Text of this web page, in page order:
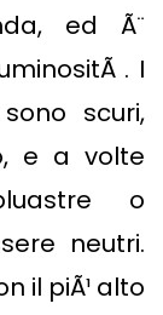
ed Ã¨
. I
scuri,
e a volte
o
neutri.
il piÃ¹ alto